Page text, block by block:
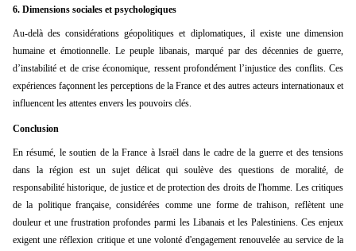
6. Dimensions sociales et psychologiques
Au-delà des considérations géopolitiques et diplomatiques, il existe une dimension
humaine et émotionnelle. Le peuple libanais, marqué par des décennies de guerre,
d’instabilité et de crise économique, ressent profondément l’injustice des conflits. Ces
expériences façonnent les perceptions de la France et des autres acteurs internationaux et
influencent les attentes envers les pouvoirs clés.
Conclusion
En résumé, le soutien de la France à Israël dans le cadre de la guerre et des tensions
dans la région est un sujet délicat qui soulève des questions de moralité, de
responsabilité historique, de justice et de protection des droits de l'homme. Les critiques
de la politique française, considérées comme une forme de trahison, reflètent une
douleur et une frustration profondes parmi les Libanais et les Palestiniens. Ces enjeux
exigent une réflexion critique et une volonté d'engagement renouvelée au service de la